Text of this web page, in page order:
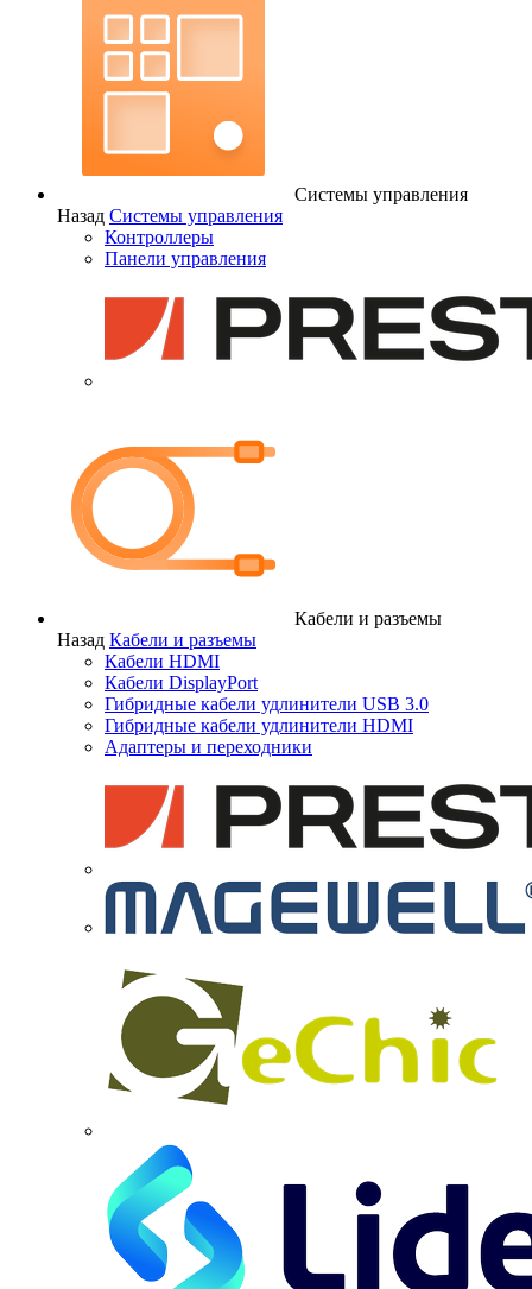
Системы управления
Назад Системы управления
Контроллеры
Панели управления
Кабели и разъемы
Назад Кабели и разъемы
Кабели HDMI
Кабели DisplayPort
Гибридные кабели удлинители USB 3.0
Гибридные кабели удлинители HDMI
Адаптеры и переходники